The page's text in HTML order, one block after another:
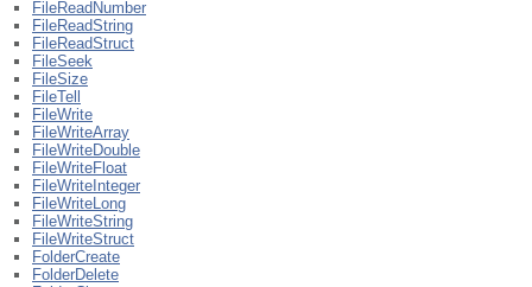
FileReadNumber
FileReadString
FileReadStruct
FileSeek
FileSize
FileTell
FileWrite
FileWriteArray
FileWriteDouble
FileWriteFloat
FileWriteInteger
FileWriteLong
FileWriteString
FileWriteStruct
FolderCreate
FolderDelete